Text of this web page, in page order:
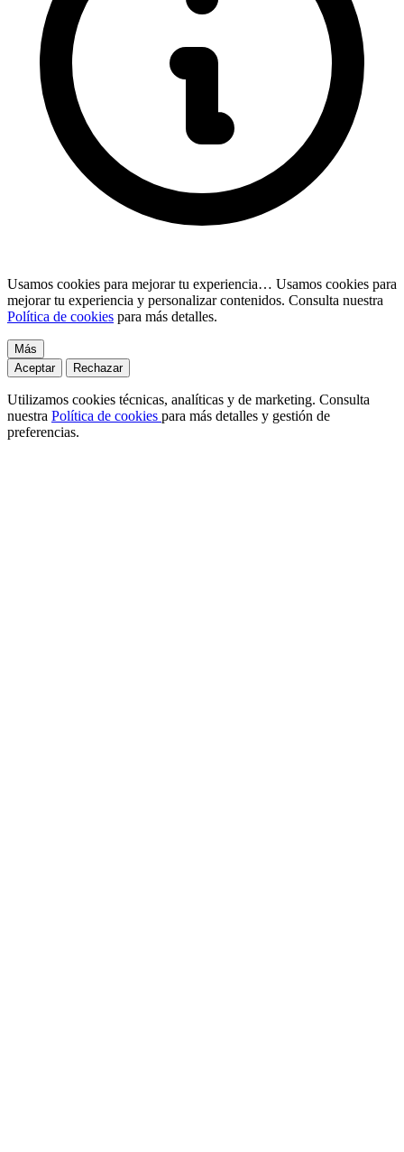
Usamos cookies para mejorar tu experiencia… Usamos cookies para
mejorar tu experiencia y personalizar contenidos. Consulta nuestra
Política de cookies para más detalles.
Más
Aceptar
Rechazar
Utilizamos cookies técnicas, analíticas y de marketing. Consulta
nuestra Política de cookies para más detalles y gestión de
preferencias.